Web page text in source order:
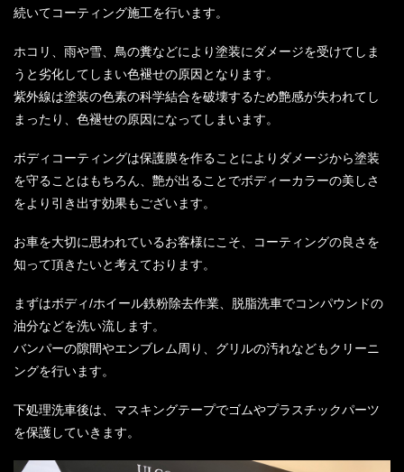
続いてコーティング施工を行います。
ホコリ、雨や雪、鳥の糞などにより塗装にダメージを受けてしま
うと劣化してしまい色褪せの原因となります。
紫外線は塗装の色素の科学結合を破壊するため艶感が失われてし
まったり、色褪せの原因になってしまいます。
ボディコーティングは保護膜を作ることによりダメージから塗装
を守ることはもちろん、艶が出ることでボディーカラーの美しさ
をより引き出す効果もございます。
お車を大切に思われているお客様にこそ、コーティングの良さを
知って頂きたいと考えております。
まずはボディ/ホイール鉄粉除去作業、脱脂洗車でコンパウンドの
油分などを洗い流します。
バンパーの隙間やエンブレム周り、グリルの汚れなどもクリーニ
ングを行います。
下処理洗車後は、マスキングテープでゴムやプラスチックパーツ
を保護していきます。